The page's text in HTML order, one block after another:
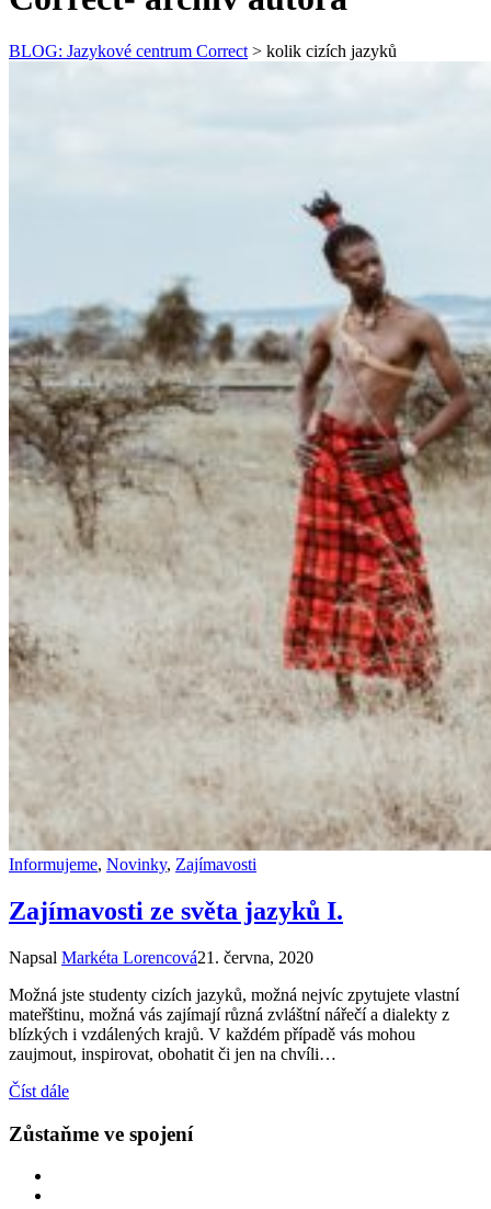
BLOG: Jazykové centrum Correct > kolik cizích jazyků
Informujeme, Novinky, Zajímavosti
Zajímavosti ze světa jazyků I.
Napsal Markéta Lorencová21. června, 2020
Možná jste studenty cizích jazyků, možná nejvíc zpytujete vlastní
mateřštinu, možná vás zajímají různá zvláštní nářečí a dialekty z
blízkých i vzdálených krajů. V každém případě vás mohou
zaujmout, inspirovat, obohatit či jen na chvíli…
Číst dále
Zůstaňme ve spojení